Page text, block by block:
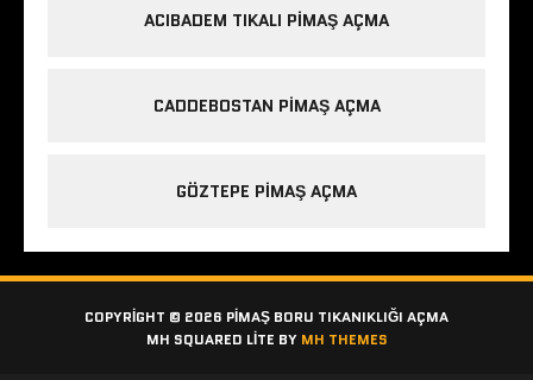
ACIBADEM TIKALI PIMAŞ AÇMA
CADDEBOSTAN PIMAŞ AÇMA
GÖZTEPE PIMAŞ AÇMA
COPYRIGHT © 2026 PIMAŞ BORU TIKANIKLIĞI AÇMA
MH SQUARED LITE BY MH THEMES